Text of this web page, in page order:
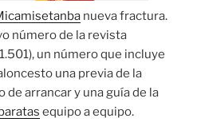
nueva fractura.
número de la revista
un número que incluye
una previa de la
de arrancar y una guía de la
equipo a equipo.